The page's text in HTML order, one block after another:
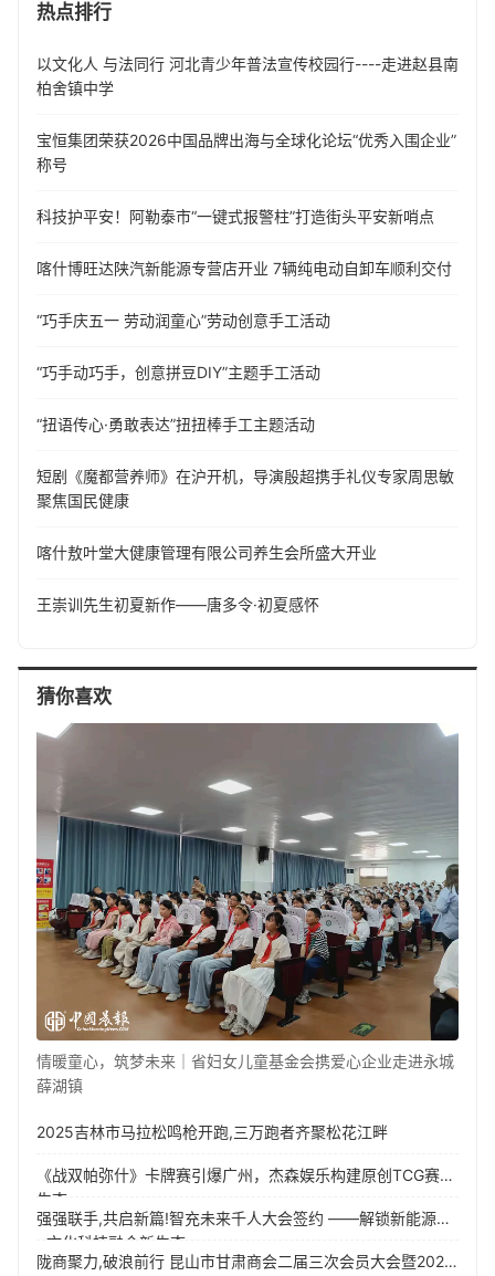
热点排行
以文化人 与法同行 河北青少年普法宣传校园行----走进赵县南
柏舍镇中学
​宝恒集团荣获2026中国品牌出海与全球化论坛“优秀入围企业”
称号
科技护平安！阿勒泰市“一键式报警柱”打造街头平安新哨点
喀什博旺达陕汽新能源专营店开业 7辆纯电动自卸车顺利交付
“巧手庆五一 劳动润童心”劳动创意手工活动
“巧手动巧手，创意拼豆DIY”主题手工活动
“扭语传心·勇敢表达”扭扭棒手工主题活动
短剧《魔都营养师》在沪开机，导演殷超携手礼仪专家周思敏
聚焦国民健康
喀什敖叶堂大健康管理有限公司养生会所盛大开业
王崇训先生初夏新作——唐多令·初夏感怀
猜你喜欢
情暖童心，筑梦未来｜省妇女儿童基金会携爱心企业走进永城
薛湖镇
2025吉林市马拉松鸣枪开跑,三万跑者齐聚松花江畔
《战双帕弥什》卡牌赛引爆广州，杰森娱乐构建原创TCG赛事
生态
强强联手,共启新篇!智充未来千人大会签约 ——解锁新能源
+文化科技融合新生态
陇商聚力,破浪前行 昆山市甘肃商会二届三次会员大会暨2026